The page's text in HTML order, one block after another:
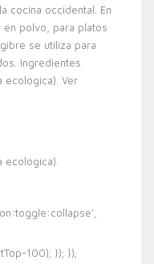
cocina occidental. En
en polvo, para platos
se utiliza para
Ingredientes
ecológica). Ver
ecológica).
100); }); });